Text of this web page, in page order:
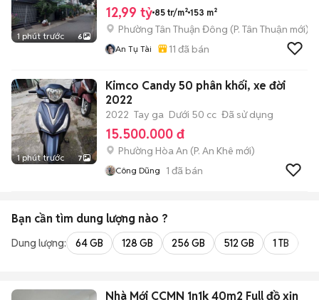
1 phút trước 6
12,99 tỷ 85 tr/m² 153 m²
Phường Tân Thuận Đông (P. Tân Thuận mới)
An Tụ Tài 11 đã bán
1 phút trước 7
Kimco Candy 50 phân khối, xe đời
2022
2022 Tay ga Dưới 50 cc Đã sử dụng
15.500.000 đ
Phường Hòa An (P. An Khê mới)
Công Dũng 1 đã bán
Bạn cần tìm dung lượng nào ?
Dung lượng: 64 GB 128 GB 256 GB 512 GB 1 TB
Nhà Mới CCMN 1n1k 40m2 Full đồ xịn